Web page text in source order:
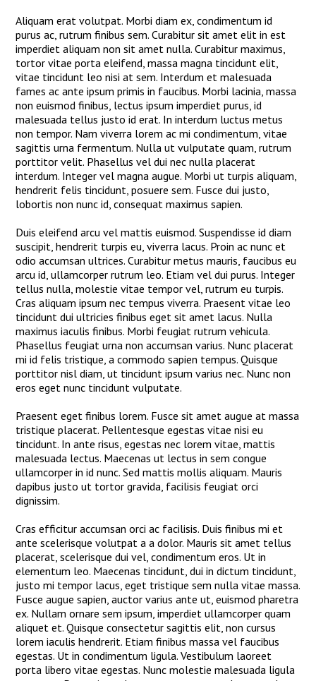
Aliquam erat volutpat. Morbi diam ex, condimentum id
purus ac, rutrum finibus sem. Curabitur sit amet elit in est
imperdiet aliquam non sit amet nulla. Curabitur maximus,
tortor vitae porta eleifend, massa magna tincidunt elit,
vitae tincidunt leo nisi at sem. Interdum et malesuada
fames ac ante ipsum primis in faucibus. Morbi lacinia, massa
non euismod finibus, lectus ipsum imperdiet purus, id
malesuada tellus justo id erat. In interdum luctus metus
non tempor. Nam viverra lorem ac mi condimentum, vitae
sagittis urna fermentum. Nulla ut vulputate quam, rutrum
porttitor velit. Phasellus vel dui nec nulla placerat
interdum. Integer vel magna augue. Morbi ut turpis aliquam,
hendrerit felis tincidunt, posuere sem. Fusce dui justo,
lobortis non nunc id, consequat maximus sapien.
Duis eleifend arcu vel mattis euismod. Suspendisse id diam
suscipit, hendrerit turpis eu, viverra lacus. Proin ac nunc et
odio accumsan ultrices. Curabitur metus mauris, faucibus eu
arcu id, ullamcorper rutrum leo. Etiam vel dui purus. Integer
tellus nulla, molestie vitae tempor vel, rutrum eu turpis.
Cras aliquam ipsum nec tempus viverra. Praesent vitae leo
tincidunt dui ultricies finibus eget sit amet lacus. Nulla
maximus iaculis finibus. Morbi feugiat rutrum vehicula.
Phasellus feugiat urna non accumsan varius. Nunc placerat
mi id felis tristique, a commodo sapien tempus. Quisque
porttitor nisl diam, ut tincidunt ipsum varius nec. Nunc non
eros eget nunc tincidunt vulputate.
Praesent eget finibus lorem. Fusce sit amet augue at massa
tristique placerat. Pellentesque egestas vitae nisi eu
tincidunt. In ante risus, egestas nec lorem vitae, mattis
malesuada lectus. Maecenas ut lectus in sem congue
ullamcorper in id nunc. Sed mattis mollis aliquam. Mauris
dapibus justo ut tortor gravida, facilisis feugiat orci
dignissim.
Cras efficitur accumsan orci ac facilisis. Duis finibus mi et
ante scelerisque volutpat a a dolor. Mauris sit amet tellus
placerat, scelerisque dui vel, condimentum eros. Ut in
elementum leo. Maecenas tincidunt, dui in dictum tincidunt,
justo mi tempor lacus, eget tristique sem nulla vitae massa.
Fusce augue sapien, auctor varius ante ut, euismod pharetra
ex. Nullam ornare sem ipsum, imperdiet ullamcorper quam
aliquet et. Quisque consectetur sagittis elit, non cursus
lorem iaculis hendrerit. Etiam finibus massa vel faucibus
egestas. Ut in condimentum ligula. Vestibulum laoreet
porta libero vitae egestas. Nunc molestie malesuada ligula